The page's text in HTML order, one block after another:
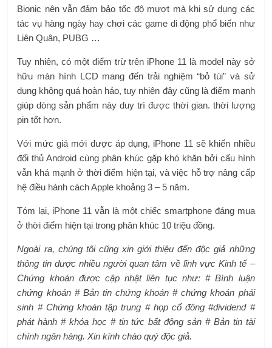
Bionic nên vẫn đảm bảo tốc độ mượt mà khi sử dụng các
tác vụ hàng ngày hay chơi các game di động phổ biến như
Liên Quân, PUBG …
Tuy nhiên, có một điểm trừ trên iPhone 11 là model này sở
hữu màn hình LCD mang đến trải nghiệm “bỏ túi” và sử
dụng không quá hoàn hảo, tuy nhiên đây cũng là điểm mạnh
giúp dòng sản phẩm này duy trì được thời gian. thời lượng
pin tốt hơn.
Với mức giá mới được áp dụng, iPhone 11 sẽ khiến nhiều
đối thủ Android cùng phân khúc gặp khó khăn bởi cấu hình
vẫn khá mạnh ở thời điểm hiện tại, và việc hỗ trợ nâng cấp
hệ điều hành cách Apple khoảng 3 – 5 năm.
Tóm lại, iPhone 11 vẫn là một chiếc smartphone đáng mua
ở thời điểm hiện tại trong phân khúc 10 triệu đồng.
Ngoài ra, chúng tôi cũng xin giới thiệu đến độc giả những
thông tin được nhiều người quan tâm về lĩnh vực Kinh tế –
Chứng khoán được cập nhật liên tục như: # Bình luận
chứng khoán # Bản tin chứng khoán # chứng khoán phái
sinh # Chứng khoán tập trung # họp cổ đông #dividend #
phát hành # khóa học # tin tức bất động sản # Bản tin tài
chính ngân hàng. Xin kính chào quý độc giả.